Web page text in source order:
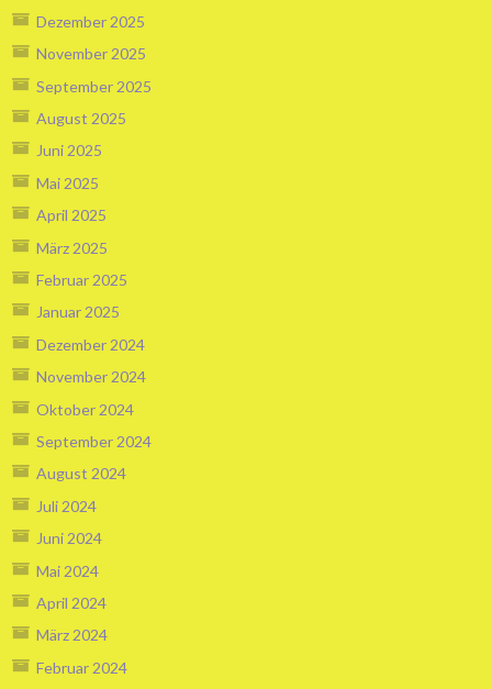
Dezember 2025
November 2025
September 2025
August 2025
Juni 2025
Mai 2025
April 2025
März 2025
Februar 2025
Januar 2025
Dezember 2024
November 2024
Oktober 2024
September 2024
August 2024
Juli 2024
Juni 2024
Mai 2024
April 2024
März 2024
Februar 2024